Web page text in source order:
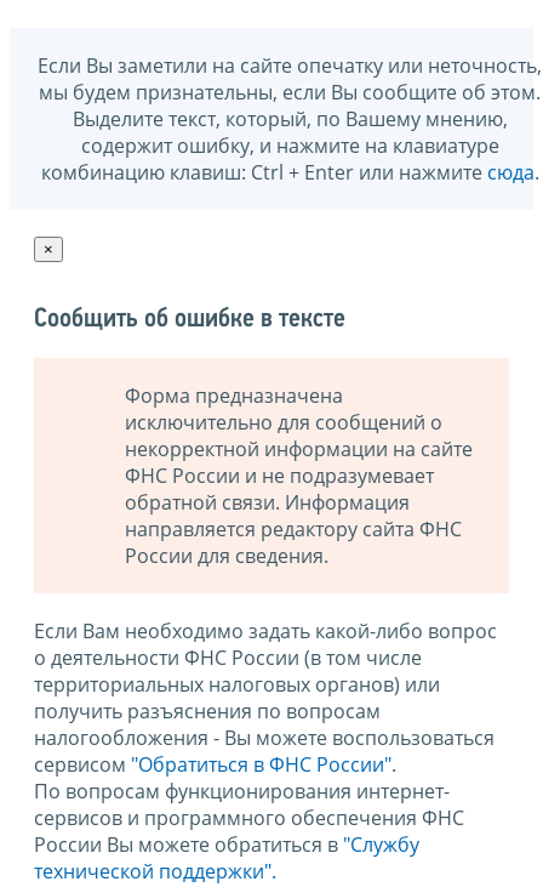
Если Вы заметили на сайте опечатку или неточность,
мы будем признательны, если Вы сообщите об этом.
Выделите текст, который, по Вашему мнению,
содержит ошибку, и нажмите на клавиатуре
комбинацию клавиш: Ctrl + Enter или нажмите сюда.
×
Сообщить об ошибке в тексте
Форма предназначена
исключительно для сообщений о
некорректной информации на сайте
ФНС России и не подразумевает
обратной связи. Информация
направляется редактору сайта ФНС
России для сведения.
Если Вам необходимо задать какой-либо вопрос
о деятельности ФНС России (в том числе
территориальных налоговых органов) или
получить разъяснения по вопросам
налогообложения - Вы можете воспользоваться
сервисом "Обратиться в ФНС России".
По вопросам функционирования интернет-
сервисов и программного обеспечения ФНС
России Вы можете обратиться в "Службу
технической поддержки".